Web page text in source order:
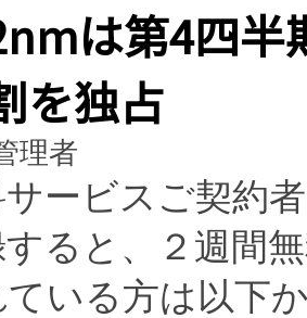
は第4四
を独占
理者
ービスご契約
ると、２週間
ている方は以下